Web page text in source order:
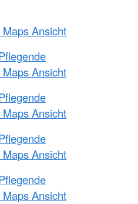
Ansicht
Ansicht
Ansicht
Ansicht
Ansicht